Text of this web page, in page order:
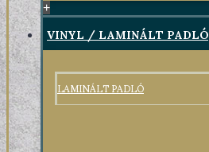
+
VINYL / LAMINÁLT PADLÓ
LAMINÁLT PADLÓ